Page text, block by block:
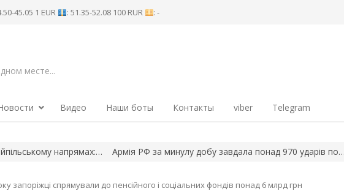
45.05 1 EUR : 51.35-52.08 100 RUR : -
месте...
Видео Наши боты Контакты viber Telegram
напрямах:… Армія РФ за минулу добу завдала понад 970 ударів по…
запоріжці спрямували до пенсійного і соціальних фондів понад 6 млрд грн